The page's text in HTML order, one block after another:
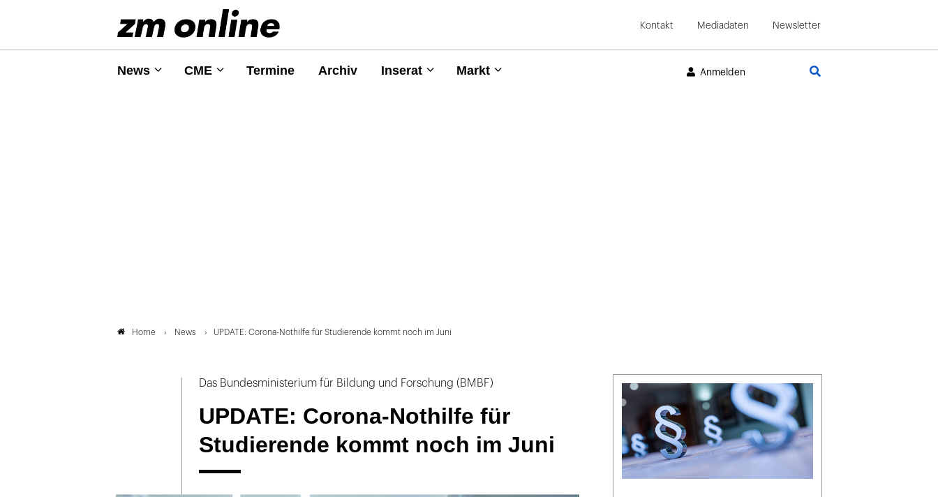
Kontakt Mediadaten Newsletter
News CME Termine Archiv Inserat Markt Anmelden
Home News UPDATE: Corona-Nothilfe für Studierende kommt noch im Juni
Das Bundesministerium für Bildung und Forschung (BMBF)
UPDATE: Corona-Nothilfe für
Studierende kommt noch im Juni